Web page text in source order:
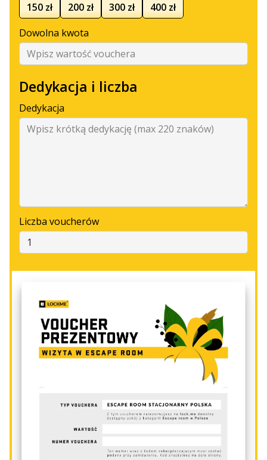
150 zł 200 zł 300 zł
400 zł
Dowolna kwota
Dedykacja i liczba
Dedykacja
Liczba voucherów